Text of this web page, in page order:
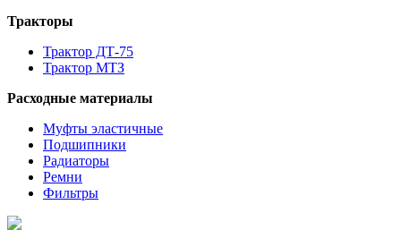
Тракторы
Трактор ДТ-75
Трактор МТЗ
Расходные материалы
Муфты эластичные
Подшипники
Радиаторы
Ремни
Фильтры